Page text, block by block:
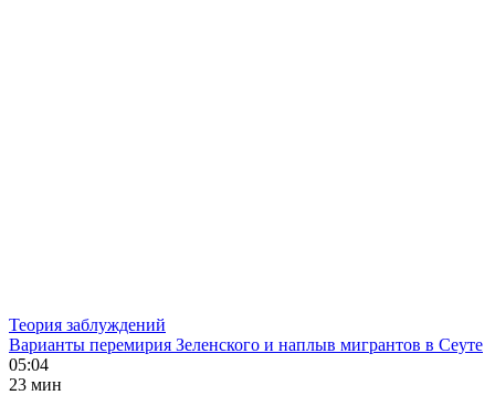
Теория заблуждений
Варианты перемирия Зеленского и наплыв мигрантов в Сеуте
05:04
23 мин